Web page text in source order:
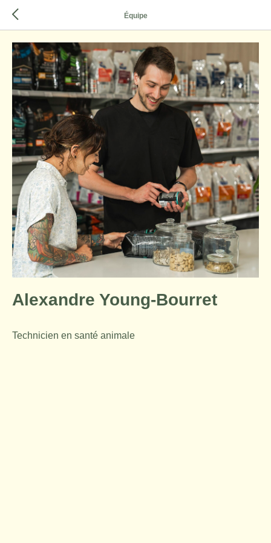
Équipe
Alexandre Young-Bourret
Technicien en santé animale